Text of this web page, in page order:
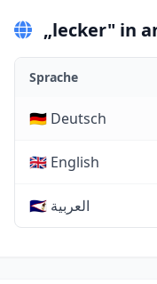
„lecker" in
Sprache
🇩🇪 Deutsch
🇬🇧 English
🇸🇦 العربية